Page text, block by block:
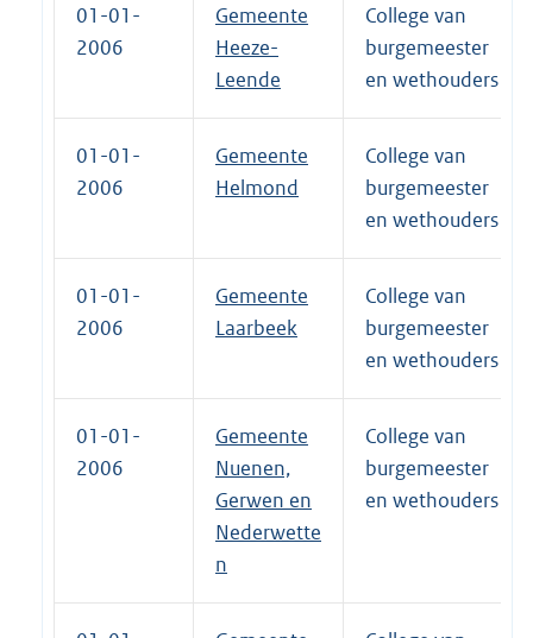
01-01-
2006
Gemeente
Heeze-
Leende
College van
burgemeester
en wethouders
01-01-
2006
Gemeente
Helmond
College van
burgemeester
en wethouders
01-01-
2006
Gemeente
Laarbeek
College van
burgemeester
en wethouders
01-01-
2006
Gemeente
Nuenen,
Gerwen en
Nederwette
n
College van
burgemeester
en wethouders